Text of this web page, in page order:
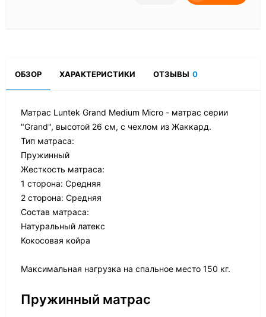
ОБЗОР ХАРАКТЕРИСТИКИ ОТЗЫВЫ 0
Матрас Luntek Grand Medium Micro - матрас серии
"Grand", высотой 26 см, с чехлом из Жаккард.
Тип матраса:
Пружинный
Жесткость матраса:
1 сторона: Средняя
2 сторона: Средняя
Состав матраса:
Натуральный латекс
Кокосовая койра
Максимальная нагрузка на спальное место 150 кг.
Пружинный матрас